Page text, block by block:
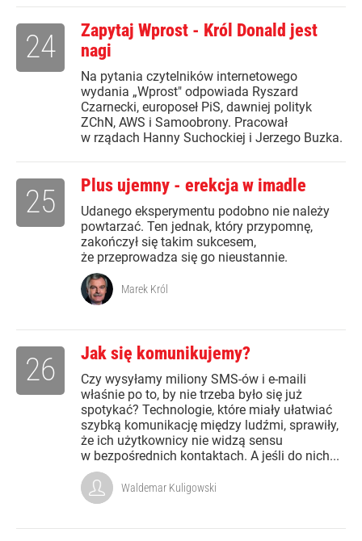
Zapytaj Wprost - Król Donald jest
nagi
Na pytania czytelników internetowego
wydania „Wprost" odpowiada Ryszard
Czarnecki, europoseł PiS, dawniej polityk
ZChN, AWS i Samoobrony. Pracował
w rządach Hanny Suchockiej i Jerzego Buzka.
24
Plus ujemny - erekcja w imadle
Udanego eksperymentu podobno nie należy
powtarzać. Ten jednak, który przypomnę,
zakończył się takim sukcesem,
że przeprowadza się go nieustannie.
25
Marek Król
Jak się komunikujemy?
Czy wysyłamy miliony SMS-ów i e-maili
właśnie po to, by nie trzeba było się już
spotykać? Technologie, które miały ułatwiać
szybką komunikację między ludźmi, sprawiły,
że ich użytkownicy nie widzą sensu
w bezpośrednich kontaktach. A jeśli do nich...
26
Waldemar Kuligowski